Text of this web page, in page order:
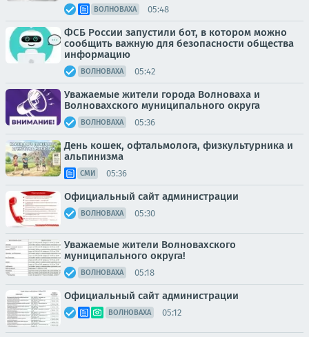
ВОЛНОВАХА 05:48
ФСБ России запустили бот, в котором можно
сообщить важную для безопасности общества
информацию
ВОЛНОВАХА 05:42
Уважаемые жители города Волноваха и
Волновахского муниципального округа
ВОЛНОВАХА 05:36
День кошек, офтальмолога, физкультурника и
альпинизма
СМИ 05:36
Официальный сайт администрации
ВОЛНОВАХА 05:30
Уважаемые жители Волновахского
муниципального округа!
ВОЛНОВАХА 05:18
Официальный сайт администрации
ВОЛНОВАХА 05:12